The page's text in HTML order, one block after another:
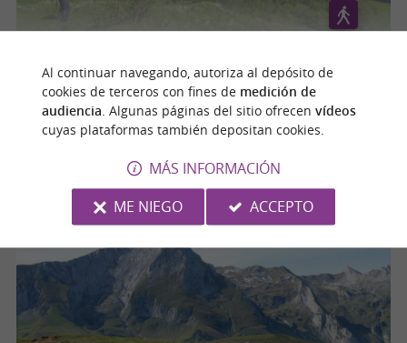
Le pic de Prédouset
Arrens-Marsous
Al continuar navegando, autoriza al depósito de
cookies de terceros con fines de medición de
audiencia. Algunas páginas del sitio ofrecen vídeos
cuyas plataformas también depositan cookies.
MÁS INFORMACIÓN
ME NIEGO
ACCEPTO